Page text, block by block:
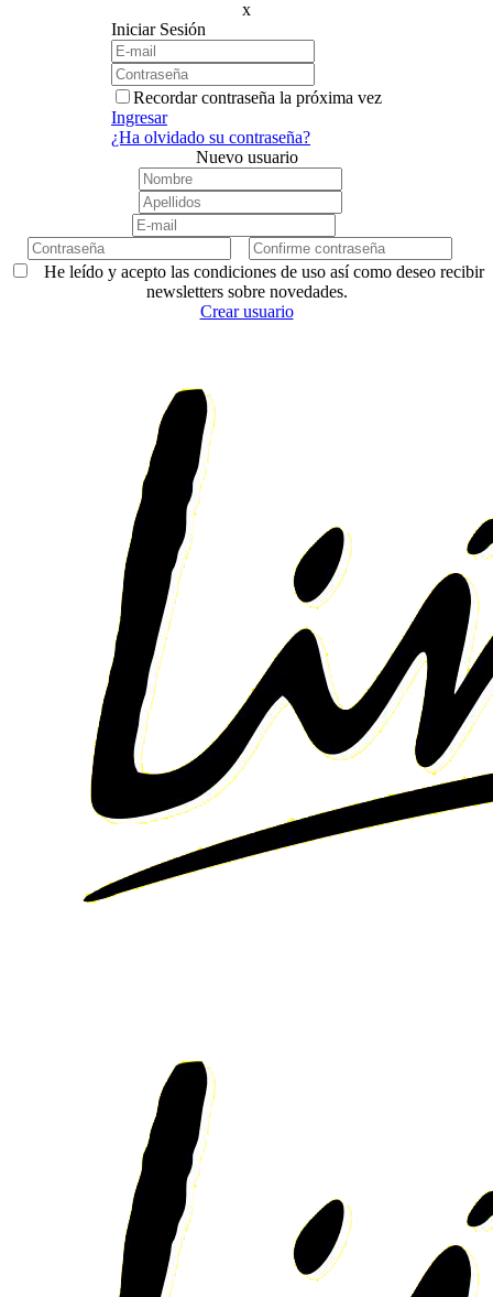
x
Iniciar Sesión
Recordar contraseña la próxima vez
Ingresar
¿Ha olvidado su contraseña?
Nuevo usuario
He leído y acepto las condiciones de uso así como deseo recibir
newsletters sobre novedades.
Crear usuario